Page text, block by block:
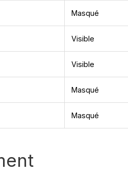
Masqué
Visible
Visible
Masqué
Masqué